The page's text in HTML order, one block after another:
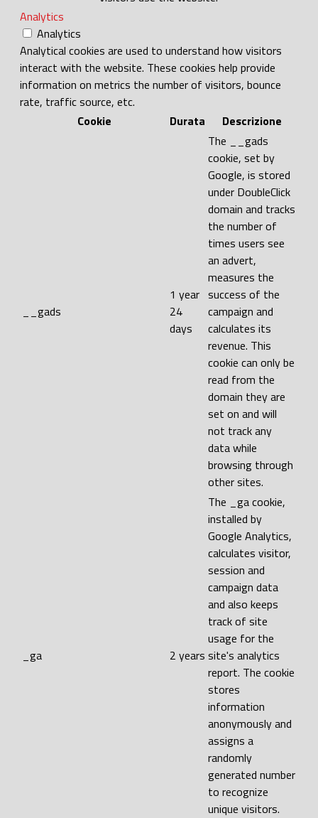
Analytics
Analytics
Analytical cookies are used to understand how visitors
interact with the website. These cookies help provide
information on metrics the number of visitors, bounce
rate, traffic source, etc.
Cookie
Durata Descrizione
__gads
1 year
24
days
The __gads
cookie, set by
Google, is stored
under DoubleClick
domain and tracks
the number of
times users see
an advert,
measures the
success of the
campaign and
calculates its
revenue. This
cookie can only be
read from the
domain they are
set on and will
not track any
data while
browsing through
other sites.
_ga 2 years
The _ga cookie,
installed by
Google Analytics,
calculates visitor,
session and
campaign data
and also keeps
track of site
usage for the
site's analytics
report. The cookie
stores
information
anonymously and
assigns a
randomly
generated number
to recognize
unique visitors.